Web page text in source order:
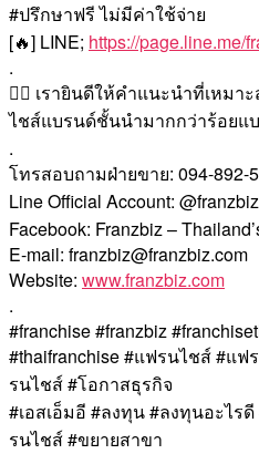
#ปรึกษาฟรี ไม่มีค่าใช้จ่าย
[🔥] LINE; https://page.line.me/
.
🙇‍♀️ เรายินดีให้คำแนะนำที่เหม
ไชส์แบรนด์ชั้นนำมากกว่าร้อย
.
โทรสอบถามฝ่ายขาย: 094-892-
Line Official Account:
Facebook: Franzbiz –
E-mail: franzbiz@franzbiz.com
Website: www.franzbiz.com
.
#franchise #franzbiz
#thaifranchise #แฟรนไชส์ #แ
รนไชส์ #โอกาสธุรกิจ
#เอสเอ็มอี #ลงทุน #ลงทุนอะไ
รนไชส์ #ขยายสาขา